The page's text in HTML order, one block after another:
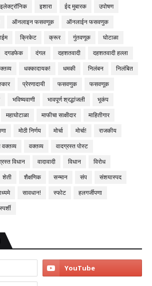
इलेक्ट्रॉनिक इशारा ईद मुबारक
उपोषण
ऑनलाइन फसवणूक
ऑनलाईन फसवणुक
क्रिकेट क्रूर गुंतवणूक
घोटाळा
दगडफेक दंगल दहशतवादी
दहशतवादी हल्ला
धक्कादायक! धमकी निलंबन
निलंबित
प्रेरणादायी फसवणुक
फसवणूक
भविष्यवाणी भावपूर्ण श्रद्धांजली
भूकंप
महाघोटाळा माफीचा साक्षीदार
माहितीगार
मोठी निर्णय मोर्चा मोर्चा!
राजकीय
वक्तव्य वक्तव्य
वादग्रस्त पोस्ट
विधान वादावादी विधान
विरोध
शेती शैक्षणिक सन्मान संप
संशयास्पद
सावधान! स्फोट
हलगर्जीपणा